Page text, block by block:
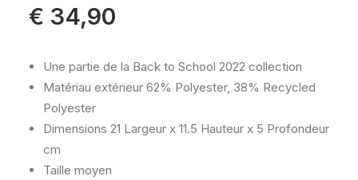
€ 34,90
Une partie de la Back to School 2022 collection
Matériau extérieur 62% Polyester, 38% Recycled
Polyester
Dimensions 21 Largeur x 11.5 Hauteur x 5 Profondeur
cm
Taille moyen